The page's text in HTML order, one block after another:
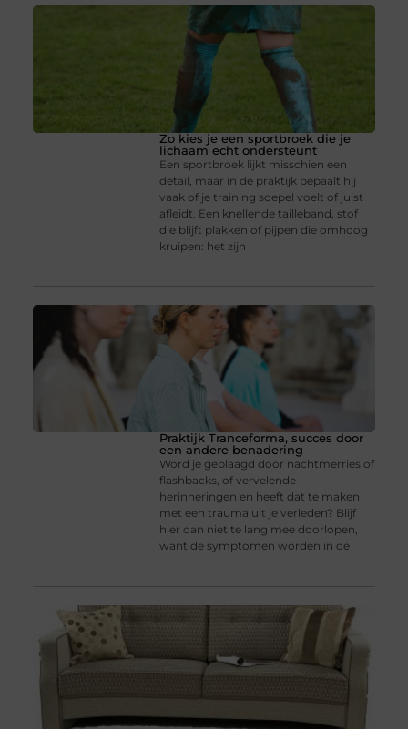
Zo kies je een sportbroek die je
lichaam echt ondersteunt
Een sportbroek lijkt misschien een
detail, maar in de praktijk bepaalt hij
vaak of je training soepel voelt of juist
afleidt. Een knellende tailleband, stof
die blijft plakken of pijpen die omhoog
kruipen: het zijn
Praktijk Tranceforma, succes door
een andere benadering
Word je geplaagd door nachtmerries of
flashbacks, of vervelende
herinneringen en heeft dat te maken
met een trauma uit je verleden? Blijf
hier dan niet te lang mee doorlopen,
want de symptomen worden in de